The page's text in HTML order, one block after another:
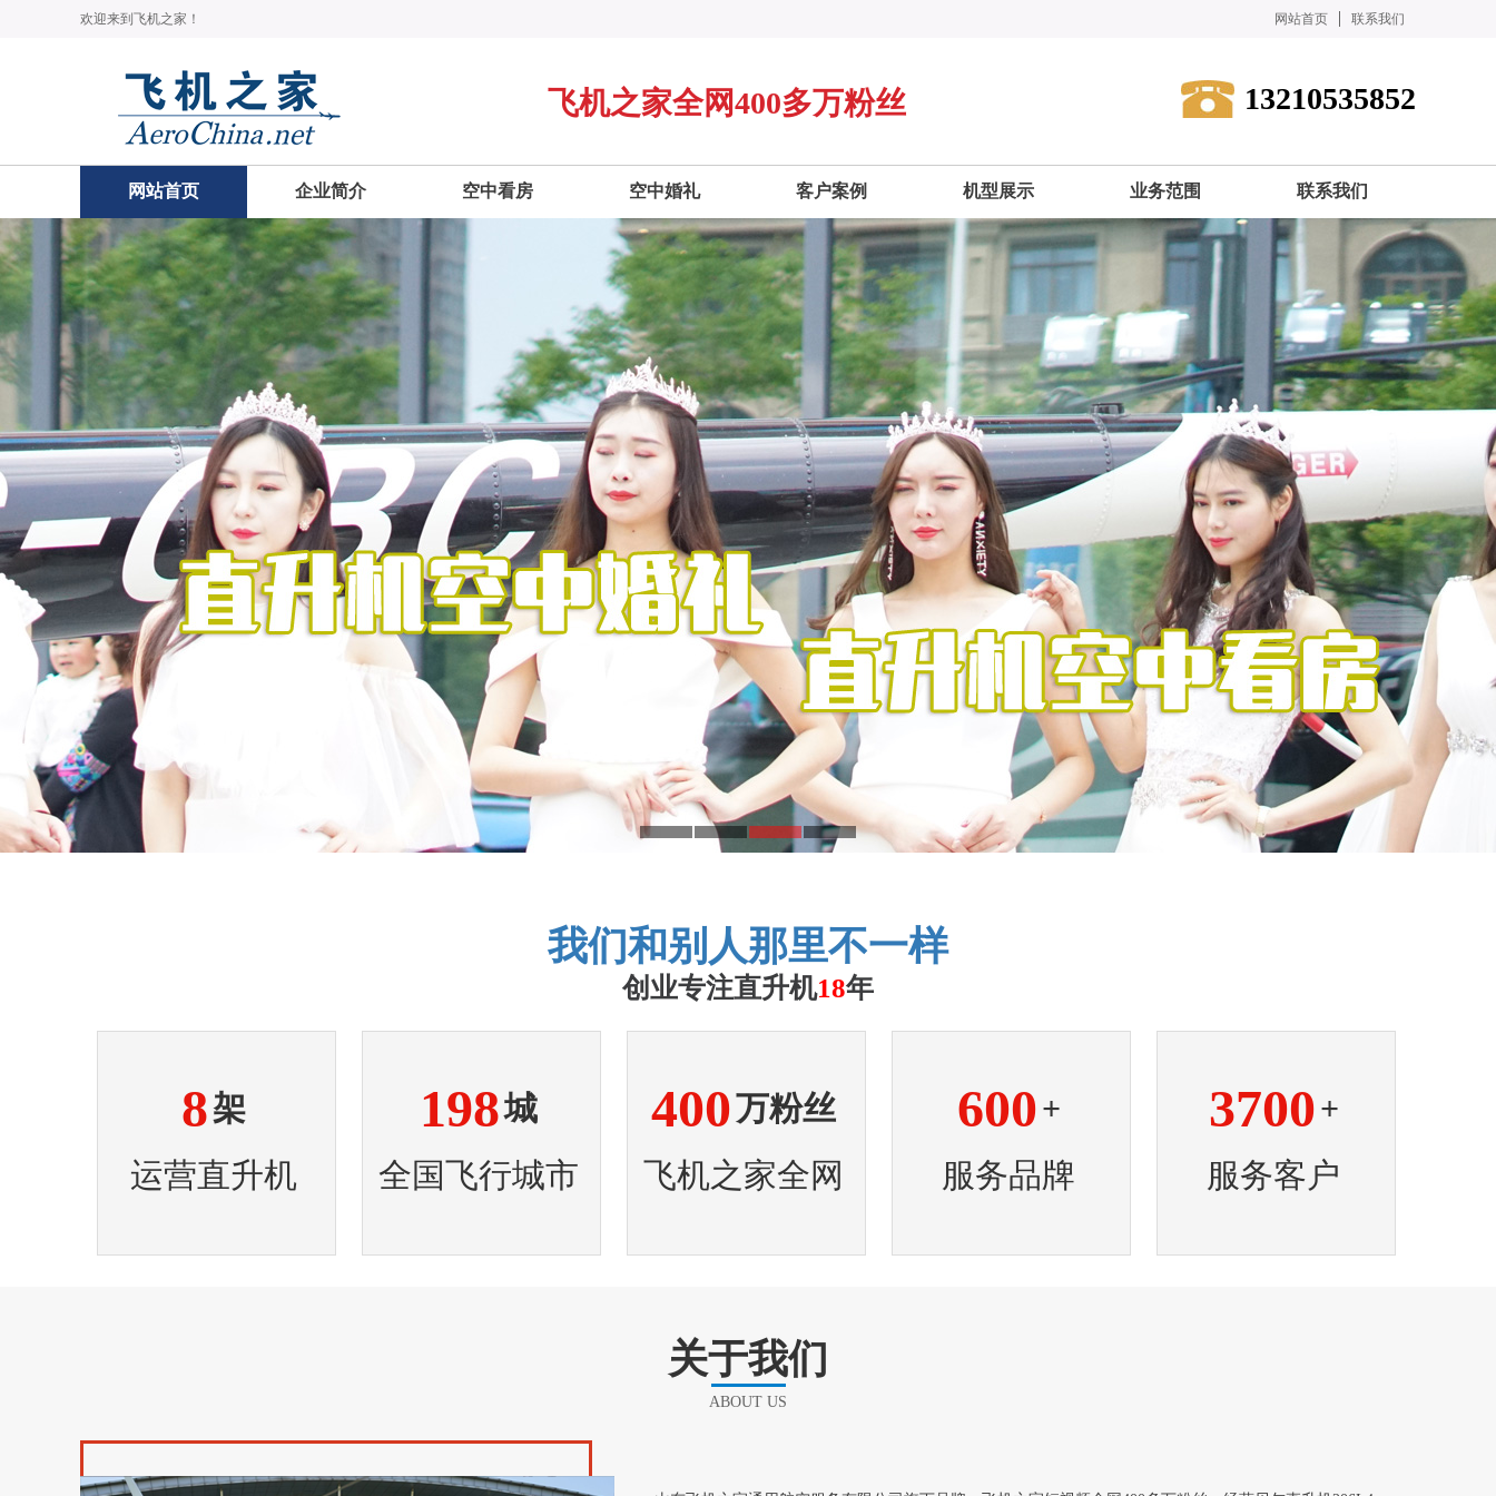
欢迎来到飞机之家！ 网站首页 联系我们
飞机之家全网400多万粉丝 13210535852
网站首页 企业简介 空中看房 空中婚礼 客户案例 机型展示 业务范围 联系我们
3 4
我们和别人那里不一样
创业专注直升机18年
8架
运营直升机
198城
全国飞行城市
400万粉丝
飞机之家全网
600+
服务品牌
3700+
服务客户
关于我们
ABOUT US